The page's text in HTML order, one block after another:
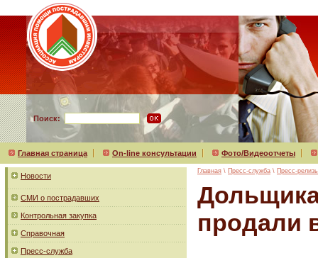
Поиск:
Главная страница On-line консультации Фото/Видеоотчеты
Новости
СМИ о пострадавших
Контрольная закупка
Справочная
Пресс-служба
Главная \ Пресс-служба \ Пресс-релизы
продали